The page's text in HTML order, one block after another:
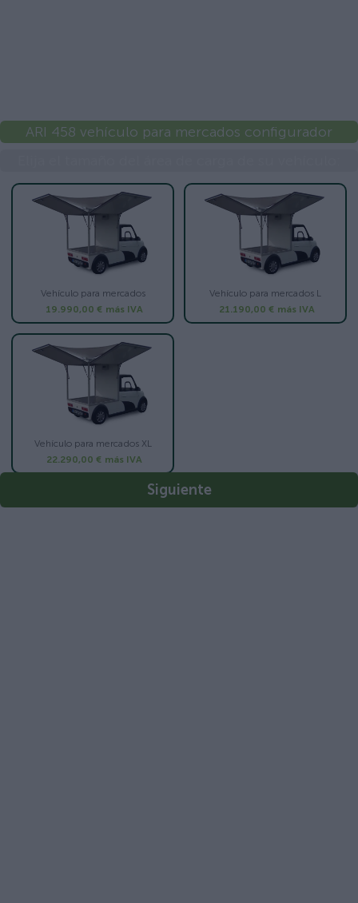
ARI 458 vehículo para mercados configurador
Vehículo para mercados
19.990,00 € más IVA
Vehículo para mercados L
21.190,00 € más IVA
Vehículo para mercados XL
22.290,00 € más IVA
Siguiente